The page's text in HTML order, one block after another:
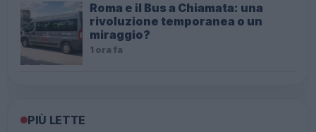
Roma e il Bus a Chiamata: una
rivoluzione temporanea o un
miraggio?
1 ora fa
PIÙ LETTE